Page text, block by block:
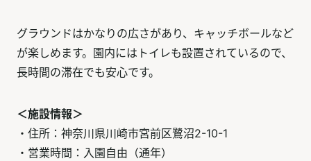
グラウンドはかなりの広さがあり、キャッチボールなど
が楽しめます。園内にはトイレも設置されているので、
長時間の滞在でも安心です。
＜施設情報＞
・住所：神奈川県川崎市宮前区鷺沼2-10-1
・営業時間：入園自由（通年）